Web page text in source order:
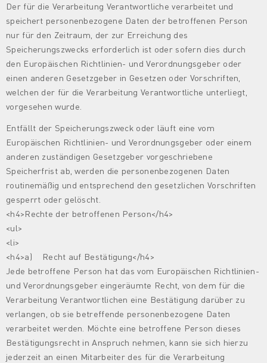
Der für die Verarbeitung Verantwortliche verarbeitet und
speichert personenbezogene Daten der betroffenen Person
nur für den Zeitraum, der zur Erreichung des
Speicherungszwecks erforderlich ist oder sofern dies durch
den Europäischen Richtlinien- und Verordnungsgeber oder
einen anderen Gesetzgeber in Gesetzen oder Vorschriften,
welchen der für die Verarbeitung Verantwortliche unterliegt,
vorgesehen wurde.
Entfällt der Speicherungszweck oder läuft eine vom
Europäischen Richtlinien- und Verordnungsgeber oder einem
anderen zuständigen Gesetzgeber vorgeschriebene
Speicherfrist ab, werden die personenbezogenen Daten
routinemäßig und entsprechend den gesetzlichen Vorschriften
gesperrt oder gelöscht.
<h4>Rechte der betroffenen Person</h4>
<ul>
<li>
<h4>a) Recht auf Bestätigung</h4>
Jede betroffene Person hat das vom Europäischen Richtlinien-
und Verordnungsgeber eingeräumte Recht, von dem für die
Verarbeitung Verantwortlichen eine Bestätigung darüber zu
verlangen, ob sie betreffende personenbezogene Daten
verarbeitet werden. Möchte eine betroffene Person dieses
Bestätigungsrecht in Anspruch nehmen, kann sie sich hierzu
jederzeit an einen Mitarbeiter des für die Verarbeitung